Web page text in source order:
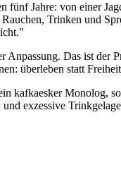
Jahre: von einer
Trinken und
Das ist der
überleben statt
Monolog,
exzessive